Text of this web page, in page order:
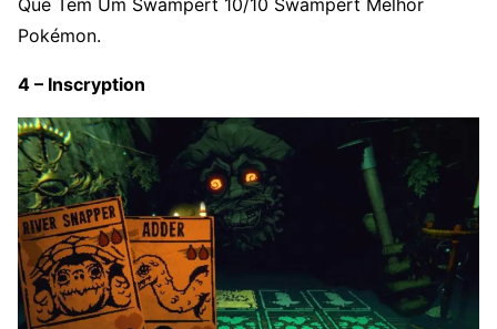
Pokémon.
4 – Inscryption